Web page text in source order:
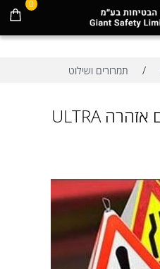
0
/ תמרורים ושילוט
משולש משטרה מחסום אזהרה ULTRA